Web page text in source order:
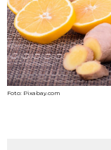
Foto: Pixabay.com